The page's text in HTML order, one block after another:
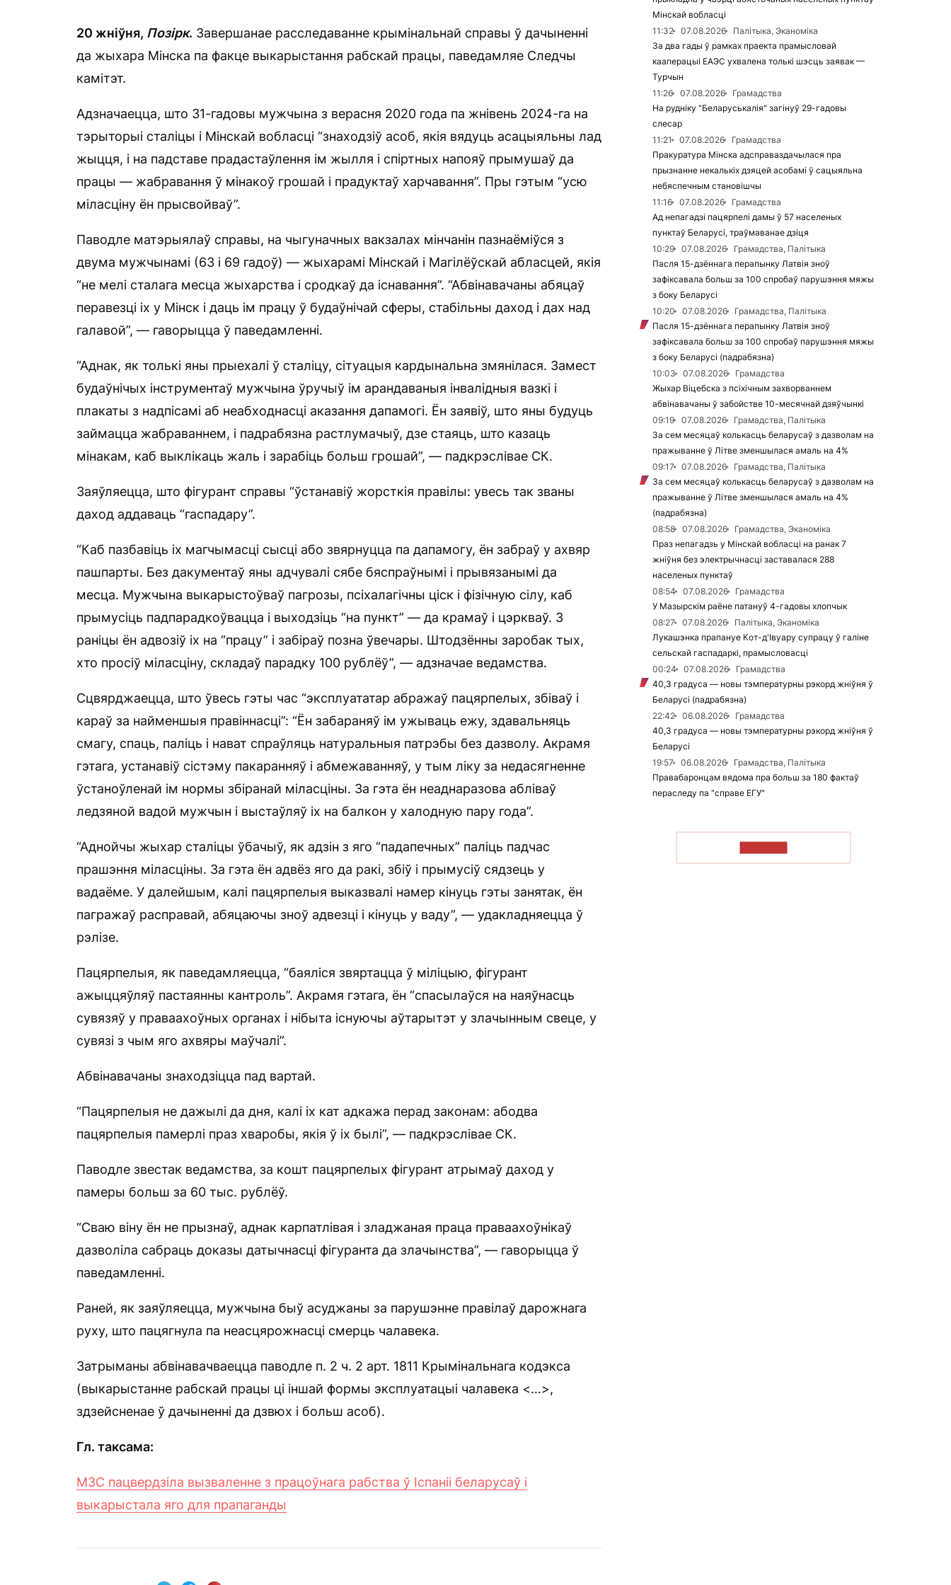
20 жніўня, Позірк. Завершанае расследаванне крымінальнай справы ў дачыненні
да жыхара Мінска па факце выкарыстання рабскай працы, паведамляе Следчы
камітэт.
Адзначаецца, што 31-гадовы мужчына з верасня 2020 года па жнівень 2024-га на
тэрыторыі сталіцы і Мінскай вобласці “знаходзіў асоб, якія вядуць асацыяльны лад
жыцця, і на падставе прадастаўлення ім жылля і спіртных напояў прымушаў да
працы — жабравання ў мінакоў грошай і прадуктаў харчавання”. Пры гэтым “усю
міласціну ён прысвойваў”.
Паводле матэрыялаў справы, на чыгуначных вакзалах мінчанін пазнаёміўся з
двума мужчынамі (63 і 69 гадоў) — жыхарамі Мінскай і Магілёўскай абласцей, якія
“не мелі сталага месца жыхарства і сродкаў да існавання”. “Абвінавачаны абяцаў
перавезці іх у Мінск і даць ім працу ў будаўнічай сферы, стабільны даход і дах над
галавой”, — гаворыцца ў паведамленні.
“Аднак, як толькі яны прыехалі ў сталіцу, сітуацыя кардынальна змянілася. Замест
будаўнічых інструментаў мужчына ўручыў ім арандаваныя інвалідныя вазкі і
плакаты з надпісамі аб неабходнасці аказання дапамогі. Ён заявіў, што яны будуць
займацца жабраваннем, і падрабязна растлумачыў, дзе стаяць, што казаць
мінакам, каб выклікаць жаль і зарабіць больш грошай”, — падкрэслівае СК.
Заяўляецца, што фігурант справы “ўстанавіў жорсткія правілы: увесь так званы
даход аддаваць “гаспадару”.
“Каб пазбавіць іх магчымасці сысці або звярнуцца па дапамогу, ён забраў у ахвяр
пашпарты. Без дакументаў яны адчувалі сябе бяспраўнымі і прывязанымі да
месца. Мужчына выкарыстоўваў пагрозы, псіхалагічны ціск і фізічную сілу, каб
прымусіць падпарадкоўвацца і выходзіць “на пункт” — да крамаў і цэркваў. З
раніцы ён адвозіў іх на “працу” і забіраў позна ўвечары. Штодзённы заробак тых,
хто просіў міласціну, складаў парадку 100 рублёў”, — адзначае ведамства.
Сцвярджаецца, што ўвесь гэты час “эксплуататар абражаў пацярпелых, збіваў і
караў за найменшыя правіннасці”: “Ён забараняў ім ужываць ежу, здавальняць
смагу, спаць, паліць і нават спраўляць натуральныя патрэбы без дазволу. Акрамя
гэтага, устанавіў сістэму пакаранняў і абмежаванняў, у тым ліку за недасягненне
ўстаноўленай ім нормы збіранай міласціны. За гэта ён неаднаразова абліваў
ледзяной вадой мужчын і выстаўляў іх на балкон у халодную пару года”.
“Аднойчы жыхар сталіцы ўбачыў, як адзін з яго “падапечных” паліць падчас
прашэння міласціны. За гэта ён адвёз яго да ракі, збіў і прымусіў сядзець у
вадаёме. У далейшым, калі пацярпелыя выказвалі намер кінуць гэты занятак, ён
пагражаў расправай, абяцаючы зноў адвезці і кінуць у ваду”, — удакладняецца ў
рэлізе.
Пацярпелыя, як паведамляецца, “баяліся звяртацца ў міліцыю, фігурант
ажыццяўляў пастаянны кантроль”. Акрамя гэтага, ён “спасылаўся на наяўнасць
сувязяў у праваахоўных органах і нібыта існуючы аўтарытэт у злачынным свеце, у
сувязі з чым яго ахвяры маўчалі”.
Абвінавачаны знаходзіцца пад вартай.
“Пацярпелыя не дажылі да дня, калі іх кат адкажа перад законам: абодва
пацярпелыя памерлі праз хваробы, якія ў іх былі”, — падкрэслівае СК.
Паводле звестак ведамства, за кошт пацярпелых фігурант атрымаў даход у
памеры больш за 60 тыс. рублёў.
“Сваю віну ён не прызнаў, аднак карпатлівая і зладжаная праца праваахоўнікаў
дазволіла сабраць доказы датычнасці фігуранта да злачынства”, — гаворыцца ў
паведамленні.
Раней, як заяўляецца, мужчына быў асуджаны за парушэнне правілаў дарожнага
руху, што пацягнула па неасцярожнасці смерць чалавека.
Затрыманы абвінавачваецца паводле п. 2 ч. 2 арт. 1811 Крымінальнага кодэкса
(выкарыстанне рабскай працы ці іншай формы эксплуатацыі чалавека <…>,
здзейсненае ў дачыненні да дзвюх і больш асоб).
Гл. таксама:
МЗС пацвердзіла вызваленне з працоўнага рабства ў Іспаніі беларусаў і
выкарыстала яго для прапаганды
Мінскай вобласці
11:32
07.08.2026
Палітыка, Эканоміка
За два гады ў рамках праекта прамысловай
кааперацыі ЕАЭС ухвалена толькі шэсць заявак —
Турчын
11:26
07.08.2026
Грамадства
На рудніку "Беларуськалія" загінуў 29-гадовы
слесар
11:21
07.08.2026
Грамадства
Пракуратура Мінска адсправаздачылася пра
прызнанне некалькіх дзяцей асобамі ў сацыяльна
небяспечным становішчы
11:16
07.08.2026
Грамадства
Ад непагадзі пацярпелі дамы ў 57 населеных
пунктаў Беларусі, траўмаванае дзіця
10:29
07.08.2026
Грамадства, Палітыка
Пасля 15-дзённага перапынку Латвія зноў
зафіксавала больш за 100 спробаў парушэння мяжы
з боку Беларусі
10:20
07.08.2026
Грамадства, Палітыка
Пасля 15-дзённага перапынку Латвія зноў
зафіксавала больш за 100 спробаў парушэння мяжы
з боку Беларусі (падрабязна)
10:03
07.08.2026
Грамадства
Жыхар Віцебска з псіхічным захворваннем
абвінавачаны ў забойстве 10-месячнай дзяўчынкі
09:19
07.08.2026
Грамадства, Палітыка
За сем месяцаў колькасць беларусаў з дазволам на
пражыванне ў Літве зменшылася амаль на 4%
09:17
07.08.2026
Грамадства, Палітыка
За сем месяцаў колькасць беларусаў з дазволам на
пражыванне ў Літве зменшылася амаль на 4%
(падрабязна)
08:58
07.08.2026
Грамадства, Эканоміка
Праз непагадзь у Мінскай вобласці на ранак 7
жніўня без электрычнасці заставалася 288
населеных пунктаў
08:54
07.08.2026
Грамадства
У Мазырскім раёне патануў 4-гадовы хлопчык
08:27
07.08.2026
Палітыка, Эканоміка
Лукашэнка прапануе Кот-д'Івуару супрацу ў галіне
сельскай гаспадаркі, прамысловасці
00:24
07.08.2026
Грамадства
40,3 градуса — новы тэмпературны рэкорд жніўня ў
Беларусі (падрабязна)
22:42
06.08.2026
Грамадства
40,3 градуса — новы тэмпературны рэкорд жніўня ў
Беларусі
19:57
06.08.2026
Грамадства, Палітыка
Правабаронцам вядома пра больш за 180 фактаў
пераследу па "справе ЕГУ"